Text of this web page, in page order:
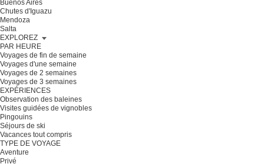
Buenos Aires
Chutes d'Iguazu
Mendoza
Salta
EXPLOREZ
PAR HEURE
Voyages de fin de semaine
Voyages d'une semaine
Voyages de 2 semaines
Voyages de 3 semaines
EXPÉRIENCES
Observation des baleines
Visites guidées de vignobles
Pingouins
Séjours de ski
Vacances tout compris
TYPE DE VOYAGE
Aventure
Privé